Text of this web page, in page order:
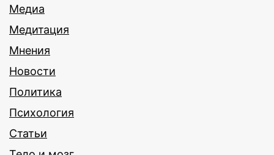
Медиа
Медитация
Мнения
Новости
Политика
Психология
Статьи